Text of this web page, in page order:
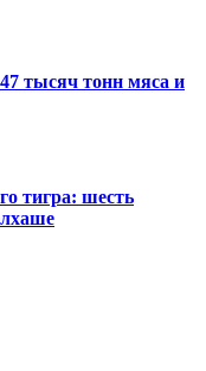
тысяч тонн мяса и
тигра: шесть